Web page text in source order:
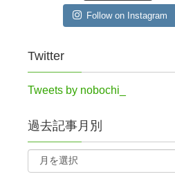
Follow on Instagram
Twitter
Tweets by nobochi_
過去記事月別